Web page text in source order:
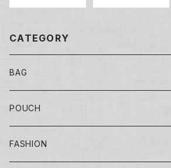
CATEGORY
BAG
Tote
Yuko bag
Sisal
POUCH
Flat
FASHION